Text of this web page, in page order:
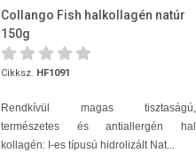
Collango Fish halkollagén natúr
150g
Cikksz. HF1091
Rendkívül magas tisztaságú,
természetes és antiallergén hal
kollagén: I-es típusú hidrolizált Nat...